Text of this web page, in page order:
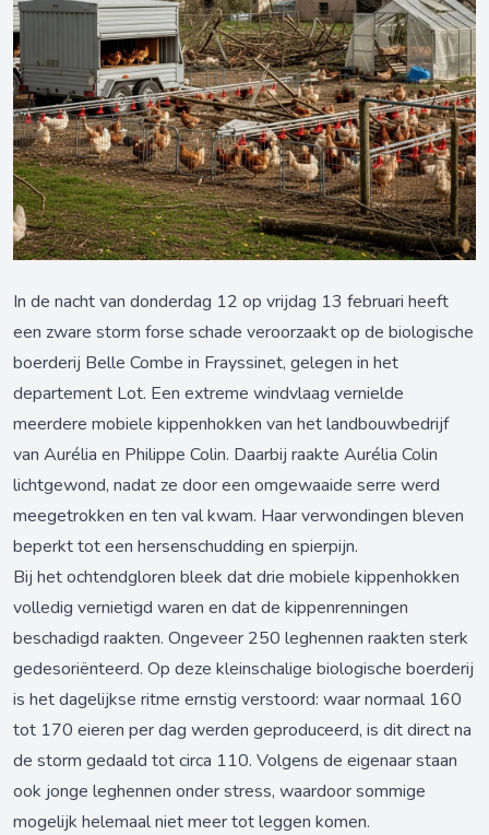
In de nacht van donderdag 12 op vrijdag 13 februari heeft
een zware storm forse schade veroorzaakt op de biologische
boerderij Belle Combe in Frayssinet, gelegen in het
departement Lot. Een extreme windvlaag vernielde
meerdere mobiele kippenhokken van het landbouwbedrijf
van Aurélia en Philippe Colin. Daarbij raakte Aurélia Colin
lichtgewond, nadat ze door een omgewaaide serre werd
meegetrokken en ten val kwam. Haar verwondingen bleven
beperkt tot een hersenschudding en spierpijn.
Bij het ochtendgloren bleek dat drie mobiele kippenhokken
volledig vernietigd waren en dat de kippenrenningen
beschadigd raakten. Ongeveer 250 leghennen raakten sterk
gedesoriënteerd. Op deze kleinschalige biologische boerderij
is het dagelijkse ritme ernstig verstoord: waar normaal 160
tot 170 eieren per dag werden geproduceerd, is dit direct na
de storm gedaald tot circa 110. Volgens de eigenaar staan
ook jonge leghennen onder stress, waardoor sommige
mogelijk helemaal niet meer tot leggen komen.